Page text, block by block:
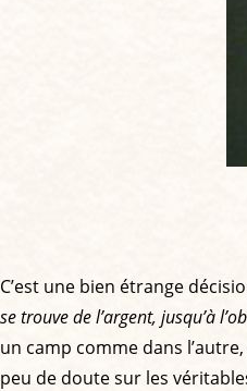
C’est une bien étrange
se trouve de l’argent, jusqu’à
un camp comme dans
peu de doute sur les